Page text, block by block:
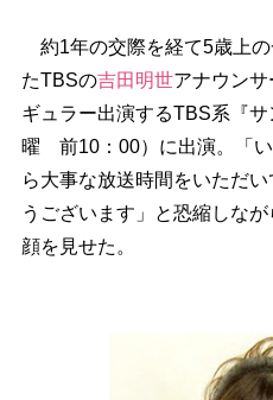
約1年の交際を経て5歳上
たTBSの吉田明世アナウンサ
ギュラー出演するTBS系『
曜 前10：00）に出演。「
ら大事な放送時間をいただ
うございます」と恐縮しな
顔を見せた。